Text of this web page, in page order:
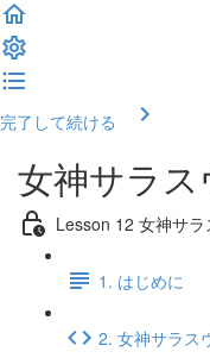
完了して続ける
女神サラ
Lesson 12 女神サ
1. はじめに
2. 女神サラス